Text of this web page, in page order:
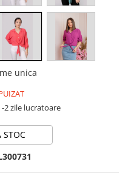
unica
-2 zile lucratoare
STOC